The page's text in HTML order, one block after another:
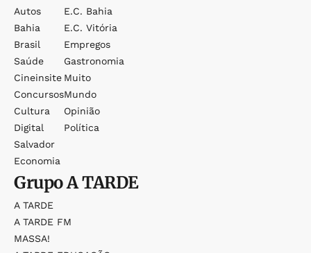
Autos
Bahia
Brasil
Saúde
Cineinsite
Concursos
Cultura
Digital
Salvador
Economia
E.c. Bahia
E.c. Vitória
Empregos
Gastronomia
Muito
Mundo
Opinião
Política
GrupoA TARDE
A TARDE
A TARDE FM
MASSA!